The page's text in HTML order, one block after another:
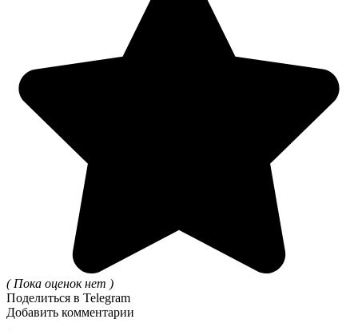
( Пока оценок нет )
Поделиться в Telegram
Добавить комментарии